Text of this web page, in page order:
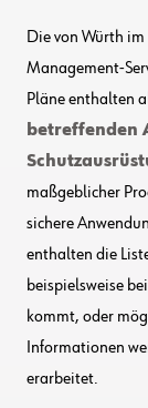
Die von Würth im
Management-
Pläne enthalten
betreffenden
maßgeblicher
sichere
enthalten die
beispielsweise
kommt, oder
Informationen
erarbeitet.